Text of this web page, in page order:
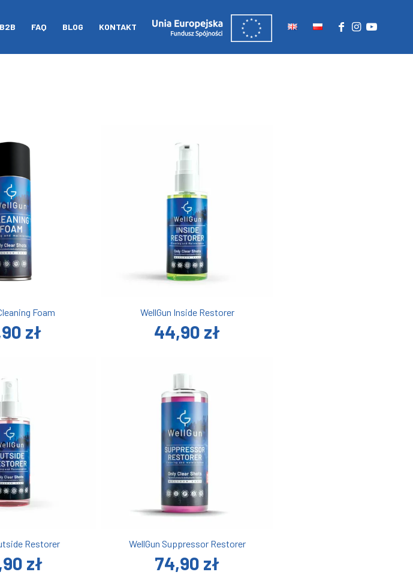
B2B FAQ BLOG KONTAKT
Foam
zł
WellGun Inside Restorer
44,90 zł
Restorer
zł
WellGun Suppressor Restorer
74,90 zł